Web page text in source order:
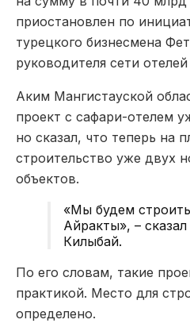
приостановлен по
турецкого бизнесмена
руководителя сети
Аким Мангистауской
проект с сафари-отелем
но сказал, что теперь на
строительство уже двух
объектов.
«Мы будем
Айракты», –
Килыбай.
По его словам, такие
практикой. Место для
определено.